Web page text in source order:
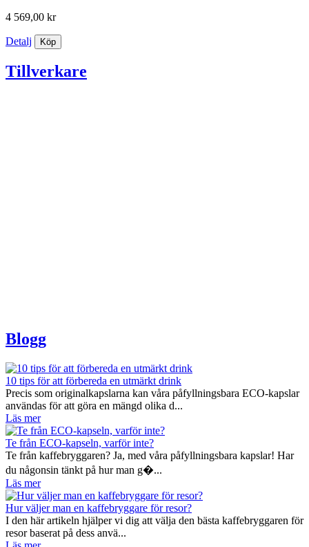
4 569,00 kr
Detalj Köp
Tillverkare
Blogg
10 tips för att förbereda en utmärkt drink
Precis som originalkapslarna kan våra påfyllningsbara ECO-kapslar
användas för att göra en mängd olika d...
Läs mer
Te från ECO-kapseln, varför inte?
Te från kaffebryggaren? Ja, med våra påfyllningsbara kapslar! Har
du någonsin tänkt på hur man g�...
Läs mer
Hur väljer man en kaffebryggare för resor?
I den här artikeln hjälper vi dig att välja den bästa kaffebryggaren för
resor baserat på dess anvä...